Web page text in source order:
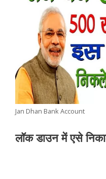
Jan Dhan Bank Account
लॉक डाउन में एसे